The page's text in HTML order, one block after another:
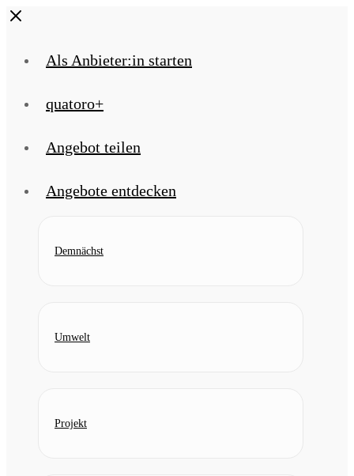
Skip
Close
Als Anbieter:in starten
quatoro+
Angebot teilen
Angebote entdecken
Demnächst
Umwelt
Projekt